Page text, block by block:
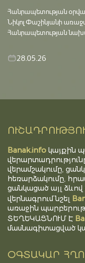
Հանրապետության օրվա
Նիկոլ Փաշինյանի
Հանրապետության
28.05.26
Banak.info կայքին
վերամշակումը,
հեռարձակումը,
ցանկացած այլ
վերնագրում նշել
առաջին
ՏԵՂԵԿԱՑՆՈՒՄ Է
մասնագիտացված
ՕԳՏԱԿԱՐ